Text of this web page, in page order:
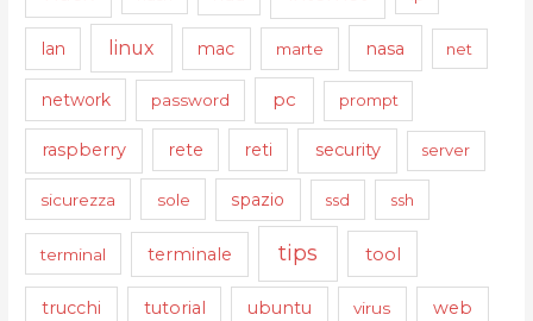
lan linux mac marte nasa net
network password pc prompt
raspberry rete reti security server
sicurezza sole spazio ssd ssh
terminal terminale tips tool
trucchi tutorial ubuntu virus web